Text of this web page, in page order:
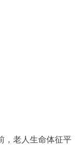
，老人生命体征平